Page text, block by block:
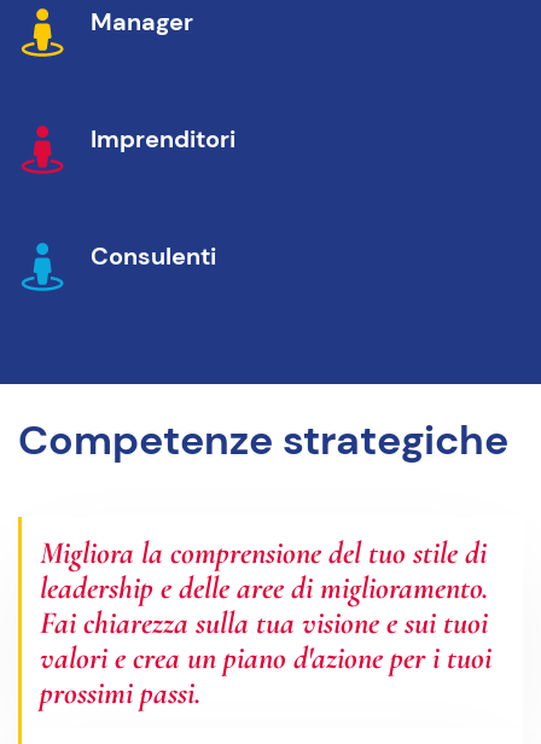
Manager
Imprenditori
Consulenti
Competenze strategiche
Migliora la comprensione del tuo stile di
leadership e delle aree di miglioramento.
Fai chiarezza sulla tua visione e sui tuoi
valori e crea un piano d'azione per i tuoi
prossimi passi.